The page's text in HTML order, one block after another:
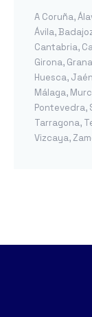
A Coruña,
Ávila,
Cantabria,
Girona,
Huesca, Jaén
Málaga,
Pontevedra,
Tarragona,
Vizcaya,